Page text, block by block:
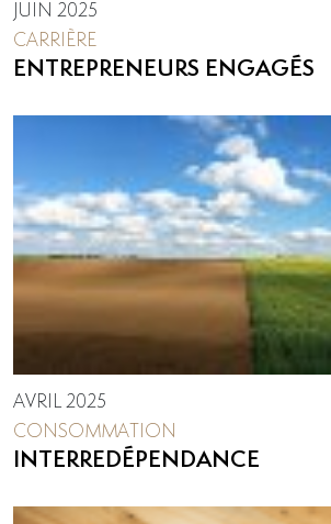
JUIN 2025
CARRIÈRE
ENTREPRENEURS ENGAGÉS
AVRIL 2025
CONSOMMATION
INTERREDÉPENDANCE